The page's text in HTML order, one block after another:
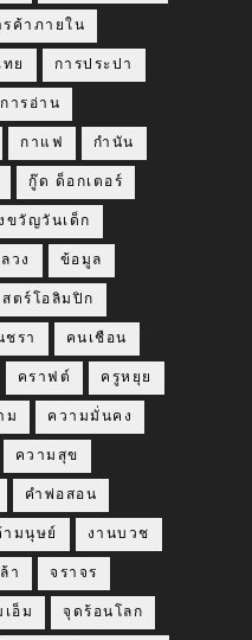
รค้าภายใน
ย การประปา
การอ่าน
กาแฟ กำนัน
กู๊ด ด็อกเตอร์
ขวัญวันเด็ก
วง ข้อมูล
ตร์โอลิมปิก
ชรา คนเชือน
คราฟต์ ครูหยุย
ม ความมั่นคง
ความสุข
คำพ่อสอน
ามนุษย์ งานบวช
า จราจร
เอ็ม จุดร้อนโลก